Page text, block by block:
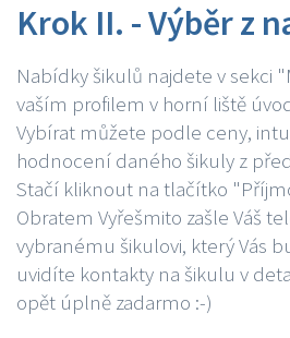
Krok II. - Výběr z
Nabídky šikulů najdete v sekci
vaším profilem v horní liště
Vybírat můžete podle ceny,
hodnocení daného šikuly z
Stačí kliknout na tlačítko
Obratem Vyřešmito zašle Váš
vybranému šikulovi, který Vás
uvidíte kontakty na šikulu v
opět úplně zadarmo :-)